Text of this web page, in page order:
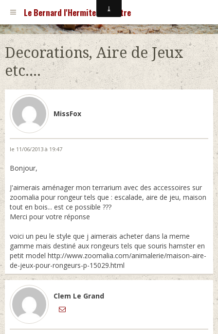
Le Bernard l'Hermite Terrestre
Decorations, Aire de Jeux
etc....
MissFox
le 11/06/2013 à 19:47
Bonjour,
J'aimerais aménager mon terrarium avec des accessoires sur
zoomalia pour rongeur tels que : escalade, aire de jeu, maison
tout en bois... est ce possible ???
Merci pour votre réponse
voici un peu le style que j aimerais acheter dans la meme
gamme mais destiné aux rongeurs tels que souris hamster en
petit model http://www.zoomalia.com/animalerie/maison-aire-
de-jeux-pour-rongeurs-p-15029.html
Clem Le Grand